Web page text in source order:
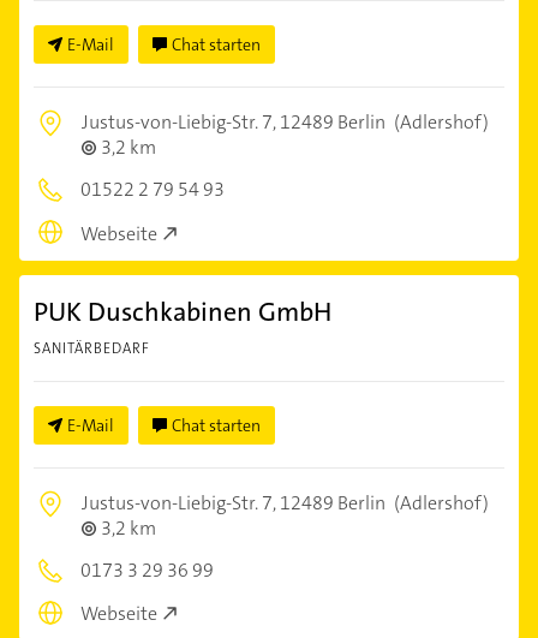
E-Mail Chat starten
Justus-von-Liebig-Str. 7,12489 Berlin (Adlershof)
3,2 km
01522 2 79 54 93
Webseite
PUK Duschkabinen GmbH
SANITÄRBEDARF
E-Mail Chat starten
Justus-von-Liebig-Str. 7,12489 Berlin (Adlershof)
3,2 km
0173 3 29 36 99
Webseite